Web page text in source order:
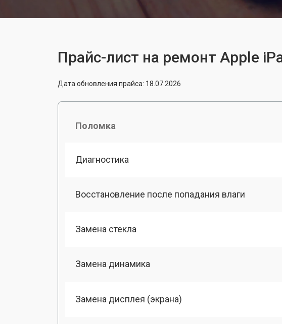
Прайс-лист на ремонт Apple
Дата обновления прайса: 18.07.2026
Поломка
Диагностика
Восстановление после попадания влаги
Замена стекла
Замена динамика
Замена дисплея (экрана)